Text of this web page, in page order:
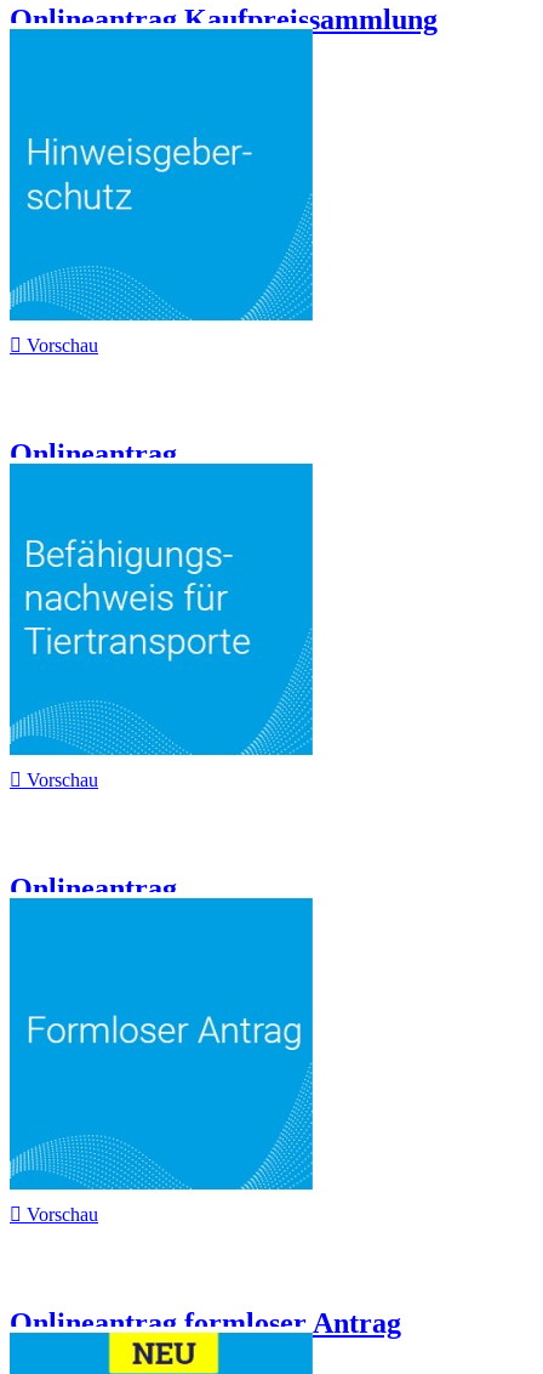
Onlineantrag Kaufpreissammlung
 Vorschau
Onlineantrag...
 Vorschau
Onlineantrag...
 Vorschau
Onlineantrag formloser Antrag